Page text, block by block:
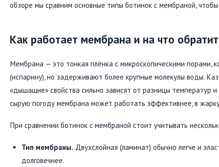
обзоре мы сравним основные типы ботинок с мембраной,
Как работает мембрана и на что
Мембрана — это тонкая плёнка с микроскопическими порами,
(испарину), но задерживают более крупные молекулы воды.
«дышащие» свойства сильно зависят от разницы температур
сырую погоду мембрана может работать эффективнее, в
При сравнении ботинок с мембраной стоит учитывать
Тип мембраны. Двухслойная (ламинат) обычно легче и
долговечнее.